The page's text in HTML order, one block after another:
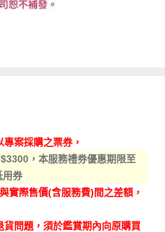
案採購之票券，
，本服務禮券優惠期限至
用券
實際售價(含服務費)間之差額，
問題，須於鑑賞期內向原購買